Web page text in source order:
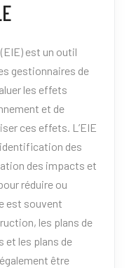
est un outil
gestionnaires de
les effets
et de
ces effets. L’EIE
des
des impacts et
réduire ou
est souvent
les plans de
et les plans de
être